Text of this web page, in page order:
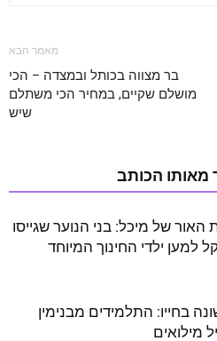
מאמר הבא
בר מצווה בכותל ובמצדה – הכי
מושלם שקיים, במחיר הכי משתלם
שיש
מאותו הכותב
של מיכל: בני הנוער שגייסו
בחייו: התלמידים מבנימין
מילואים